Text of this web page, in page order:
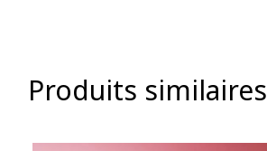
Produits similaires